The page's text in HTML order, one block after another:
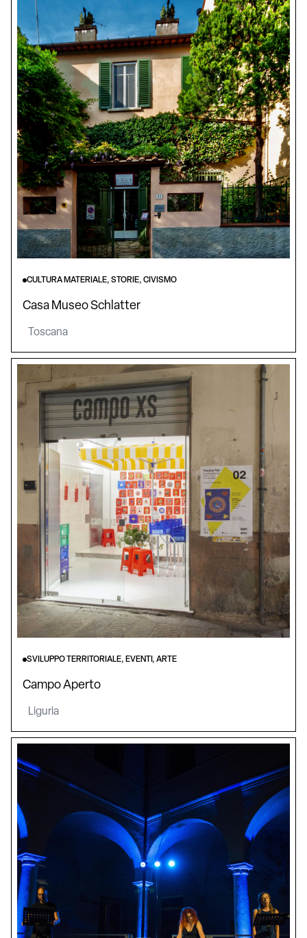
CULTURA MATERIALE, STORIE, CIVISMO
Casa Museo Schlatter
Toscana
SVILUPPO TERRITORIALE, EVENTI, ARTE
Campo Aperto
Liguria